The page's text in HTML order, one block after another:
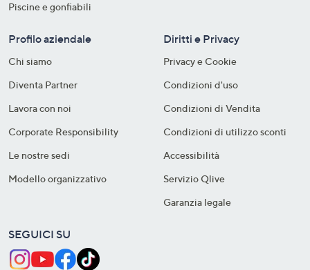
Piscine e gonfiabili
Profilo aziendale
Chi siamo
Diventa Partner
Lavora con noi
Corporate Responsibility
Le nostre sedi
Modello organizzativo
Diritti e Privacy
Privacy e Cookie
Condizioni d'uso
Condizioni di Vendita
Condizioni di utilizzo sconti
Accessibilità
Servizio Qlive
Garanzia legale
SEGUICI SU